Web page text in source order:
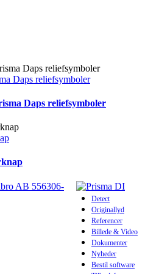
Daps reliefsymboler
Daps reliefsymboler
Detect
Originallyd
Referencer
Billede & Video
Dokumenter
Nyheder
Bestil software
AB 556306-